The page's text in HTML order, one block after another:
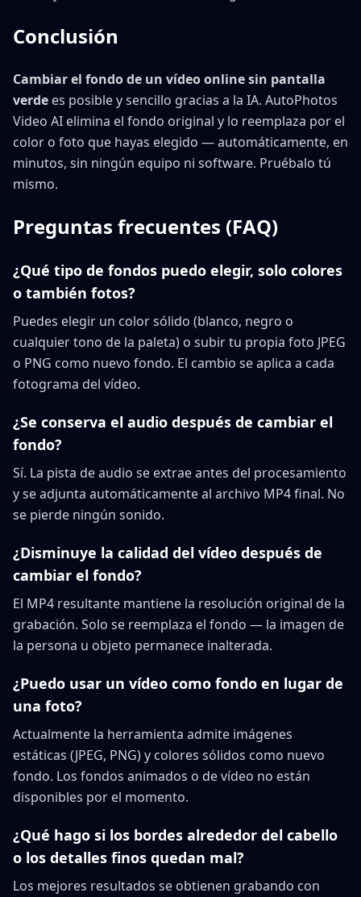
Conclusión
Cambiar el fondo de un vídeo online sin pantalla
verde es posible y sencillo gracias a la IA. AutoPhotos
Video AI elimina el fondo original y lo reemplaza por el
color o foto que hayas elegido — automáticamente, en
minutos, sin ningún equipo ni software. Pruébalo tú
mismo.
Preguntas frecuentes (FAQ)
¿Qué tipo de fondos puedo elegir, solo colores
o también fotos?
Puedes elegir un color sólido (blanco, negro o
cualquier tono de la paleta) o subir tu propia foto JPEG
o PNG como nuevo fondo. El cambio se aplica a cada
fotograma del vídeo.
¿Se conserva el audio después de cambiar el
fondo?
Sí. La pista de audio se extrae antes del procesamiento
y se adjunta automáticamente al archivo MP4 final. No
se pierde ningún sonido.
¿Disminuye la calidad del vídeo después de
cambiar el fondo?
El MP4 resultante mantiene la resolución original de la
grabación. Solo se reemplaza el fondo — la imagen de
la persona u objeto permanece inalterada.
¿Puedo usar un vídeo como fondo en lugar de
una foto?
Actualmente la herramienta admite imágenes
estáticas (JPEG, PNG) y colores sólidos como nuevo
fondo. Los fondos animados o de vídeo no están
disponibles por el momento.
¿Qué hago si los bordes alrededor del cabello
o los detalles finos quedan mal?
Los mejores resultados se obtienen grabando con